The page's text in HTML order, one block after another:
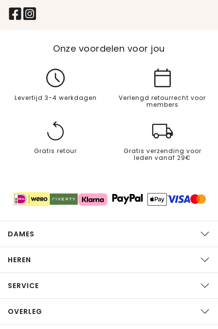
Onze voordelen voor jou
Levertijd 3-4 werkdagen
Verlengd retourrecht voor
members
Gratis retour
Gratis verzending voor
leden vanaf 29€
DAMES
HEREN
SERVICE
OVERLEG